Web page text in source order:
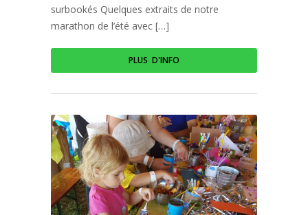
surbookés Quelques extraits de notre
marathon de l’été avec […]
PLUS D'INFO